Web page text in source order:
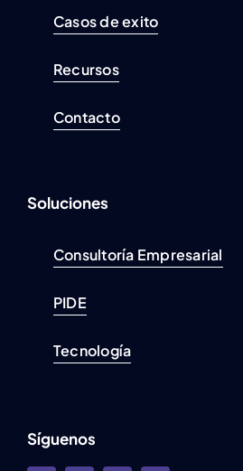
Casos de exito
Recursos
Contacto
Soluciones
Consultoría Empresarial
PIDE
Tecnología
Síguenos